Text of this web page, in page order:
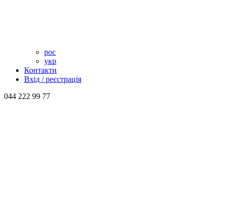
рос
укр
Контакти
Вхід / реєстрація
044 222 99 77